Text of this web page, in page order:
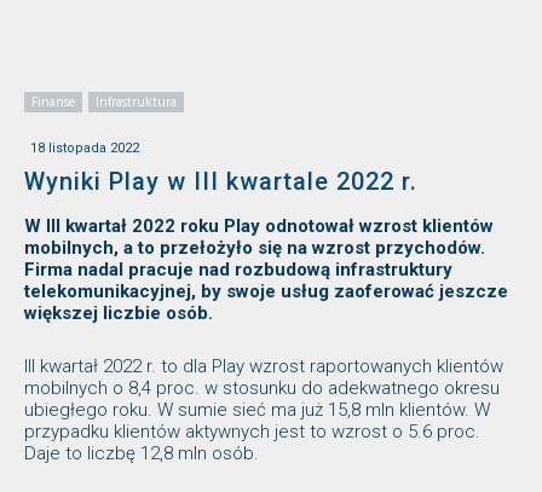
Finanse Infrastruktura
18 listopada 2022
Wyniki Play w III kwartale 2022 r.
W III kwartał 2022 roku Play odnotował wzrost klientów
mobilnych, a to przełożyło się na wzrost przychodów.
Firma nadal pracuje nad rozbudową infrastruktury
telekomunikacyjnej, by swoje usług zaoferować jeszcze
większej liczbie osób.
III kwartał 2022 r. to dla Play wzrost raportowanych klientów
mobilnych o 8,4 proc. w stosunku do adekwatnego okresu
ubiegłego roku. W sumie sieć ma już 15,8 mln klientów. W
przypadku klientów aktywnych jest to wzrost o 5.6 proc.
Daje to liczbę 12,8 mln osób.